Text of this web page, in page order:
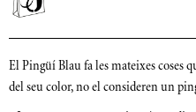
El Pingüí Blau fa les mateixes coses
del seu color, no el consideren un